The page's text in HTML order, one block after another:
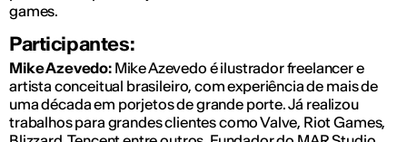
games.
Participantes:
Mike Azevedo:Mike Azevedo é ilustrador freelancer e
artista conceitual brasileiro, com experiência de mais de
uma década em porjetos de grande porte. Já realizou
trabalhos para grandes clientes como Valve, Riot Games,